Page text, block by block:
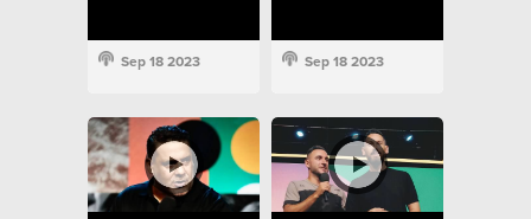
Sep 18 2023 Sep 18 2023